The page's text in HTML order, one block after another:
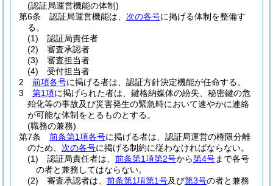
(認証局運営機能の体制)
第6条
認証局運営機能は、 次の各号に掲げる体制を整備す
る。
(1)
認証局責任者
(2)
審査承認者
(3)
審査担当者
(4)
受付担当者
2
前項各号に掲げる者は、認証方針決定機能が任命する。
3
第1項に掲げられた者は、鍵格納媒体の紛失、秘密鍵の危
殆化等の事故及び災害発生の緊急時において速やかに連絡
が可能な体制をとるものとする。
(職務の兼務)
第7条
前条第1項各号に掲げる者は、認証局運営の権限分離
のため、 次の各号に掲げる制約に従わなければならない。
(1)
認証局責任者は、 前条第1項第2号から第4号まで各号
の者と兼務してはならない。
(2)
審査承認者は、 前条第1項第1号及び第3号の者と兼務